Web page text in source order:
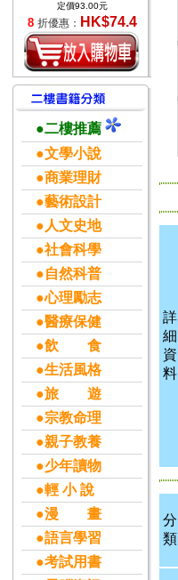
定價93.00元
8 折優惠： HK$74.4
●二樓推薦
●文學小說
●商業理財
●藝術設計
●人文史地
●社會科學
●自然科普
●心理勵志
●醫療保健
●飲 食
●生活風格
●旅 遊
●宗教命理
●親子教養
●少年讀物
●輕 小 說
●漫 畫
●語言學習
●考試用書
詳
細
資
料
分
類